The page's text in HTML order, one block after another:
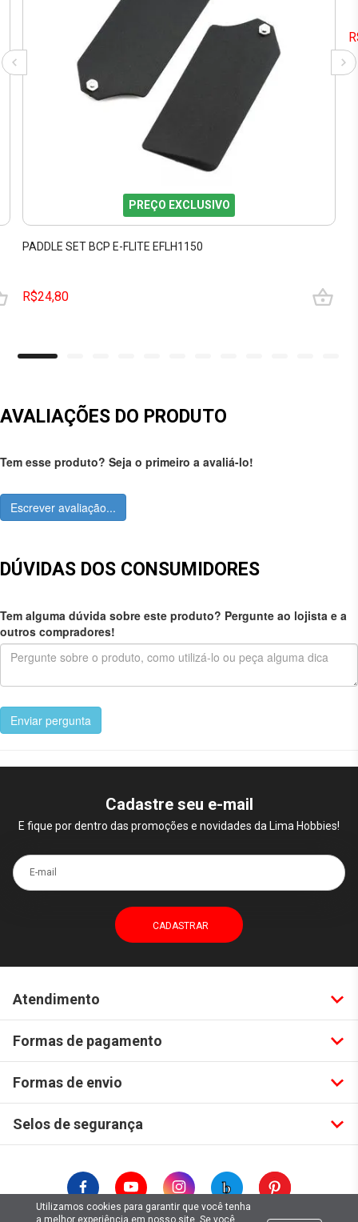
PREÇO EXCLUSIVO
PADDLE SET BCP E-FLITE EFLH1150
R$24,80
AVALIAÇÕES DO PRODUTO
Tem esse produto? Seja o primeiro a avaliá-lo!
Escrever avaliação...
DÚVIDAS DOS CONSUMIDORES
Tem alguma dúvida sobre este produto? Pergunte ao lojista e a
outros compradores!
Enviar pergunta
Cadastre seu e-mail
E fique por dentro das promoções e novidades da Lima Hobbies!
E-mail
Atendimento
Formas de pagamento
Formas de envio
Selos de segurança
Utilizamos cookies para garantir que você tenha
a melhor experiência em nosso site. Se você